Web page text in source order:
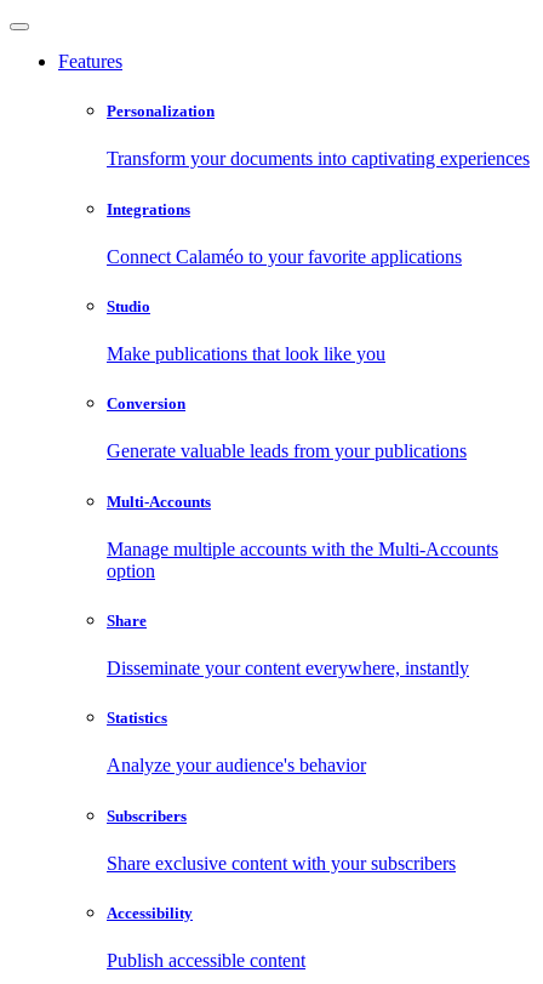
Features
Personalization
Transform your documents into captivating experiences
Integrations
Connect Calaméo to your favorite applications
Studio
Make publications that look like you
Conversion
Generate valuable leads from your publications
Multi-Accounts
Manage multiple accounts with the Multi-Accounts
option
Share
Disseminate your content everywhere, instantly
Statistics
Analyze your audience's behavior
Subscribers
Share exclusive content with your subscribers
Accessibility
Publish accessible content